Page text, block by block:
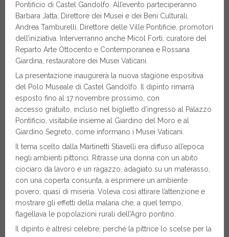
Pontificio di Castel Gandolfo. All’evento parteciperanno
Barbara Jatta, Direttore dei Musei e dei Beni Culturali,
Andrea Tamburelli, Direttore delle Ville Pontificie, promotori
dell’iniziativa. Interverranno anche Micol Forti, curatore del
Reparto Arte Ottocento e Contemporanea e Rossana
Giardina, restauratore dei Musei Vaticani.
La presentazione inaugurerà la nuova stagione espositiva
del Polo Museale di Castel Gandolfo. Il dipinto rimarrà
esposto fino al 17 novembre prossimo, con
accesso gratuito, incluso nel biglietto d’ingresso al Palazzo
Pontificio, visitabile insieme al Giardino del Moro e al
Giardino Segreto, come informano i Musei Vaticani.
Il tema scelto dalla Martinetti Stiavelli era diffuso all’epoca
negli ambienti pittorici. Ritrasse una donna con un abito
ciociaro da lavoro e un ragazzo, adagiato su un materasso,
con una coperta consunta, a esprimere un ambiente
povero, quasi di miseria. Voleva così attirare l’attenzione e
mostrare gli effetti della malaria che, a quel tempo,
flagellava le popolazioni rurali dell’Agro pontino.
Il dipinto è altresì celebre, perché la pittrice lo scelse per la